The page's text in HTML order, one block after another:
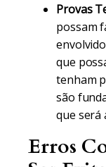
Provas
possam
que
tenham
são
que será
Erros